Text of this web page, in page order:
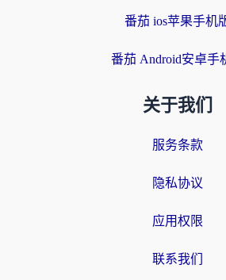
番茄 ios苹果手机
番茄 Android安卓手
关于我们
服务条款
隐私协议
应用权限
联系我们